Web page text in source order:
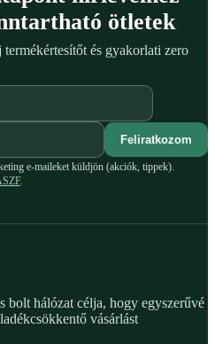
ötletek
és gyakorlati zero
Feliratkozom
e-maileket küldjön (akciók, tippek).
.
bolt hálózat célja, hogy egyszerűvé
vásárlást